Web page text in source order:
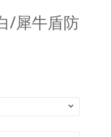
/犀牛盾防